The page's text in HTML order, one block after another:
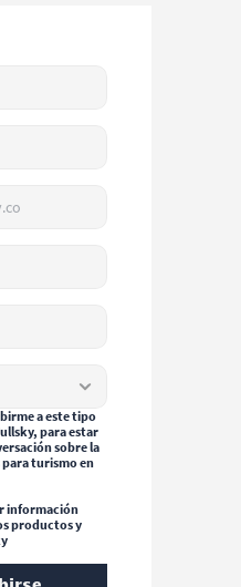
a este tipo
para estar
sobre la
para turismo en
información
productos y